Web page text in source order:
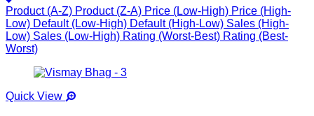
Product (A-Z) Product (Z-A) Price (Low-High) Price (High-
Low) Default (Low-High) Default (High-Low) Sales (High-
Low) Sales (Low-High) Rating (Worst-Best) Rating (Best-
Worst)
Quick View